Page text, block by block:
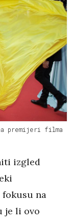
premijeri filma
izgled
na
je li ovo